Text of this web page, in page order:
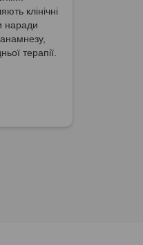
клінічні
наради
терапії.